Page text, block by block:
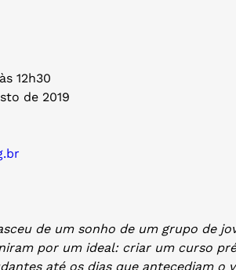
12h30
de 2019
de um sonho de um grupo de
por um ideal: criar um curso
até os dias que antecediam o